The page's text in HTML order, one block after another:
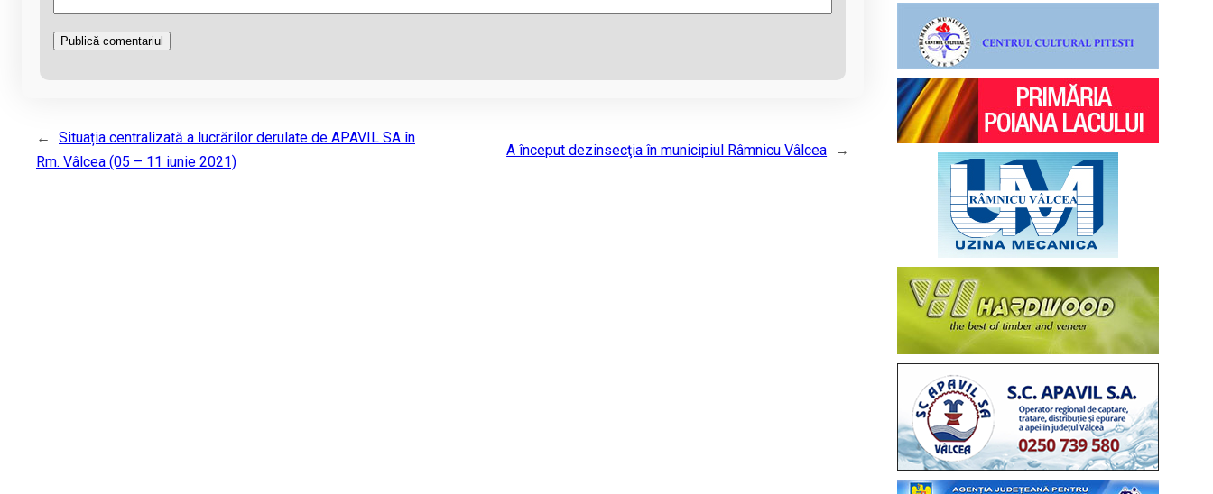
←
Situația centralizată a lucrărilor derulate de APAVIL SA în
Rm. Vâlcea (05 – 11 iunie 2021)
A început dezinsecţia în municipiul Râmnicu Vâlcea →